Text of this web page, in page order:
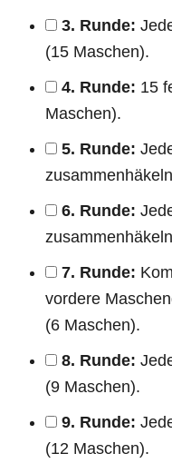
3. Runde:
(15 Maschen).
4. Runde: 15
Maschen).
5. Runde:
6. Runde:
7. Runde:
vordere
(6 Maschen).
8. Runde:
(9 Maschen).
9. Runde:
(12 Maschen).